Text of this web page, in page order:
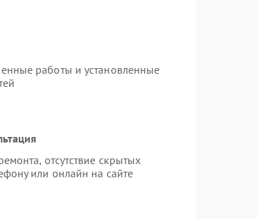
работы и установленные
отсутствие скрытых
или онлайн на сайте